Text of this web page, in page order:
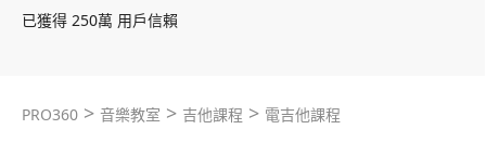
已獲得 250萬 用戶信賴
PRO360 > 音樂教室 > 吉他課程 > 電吉他課程